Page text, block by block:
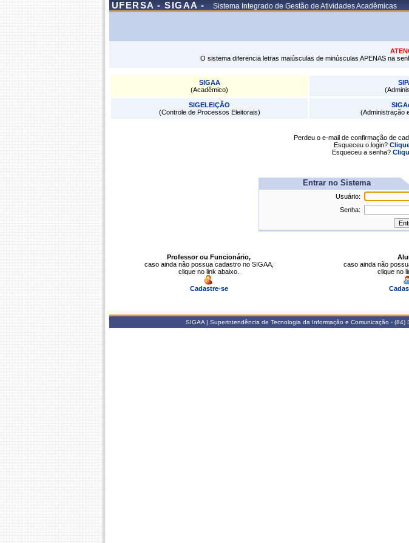
UFERSA - SIGAA - Sistema Integrado de Gestão de Atividades Acadêmicas
O sistema diferencia letras maiúsculas de minúsculas APENAS na
SIGAA
(Acadêmico)
SIGELEIÇÃO
(Controle de Processos Eleitorais)
(Administração
Perdeu o e-mail de confirmação de
Esqueceu o login?
Esqueceu a senha?
Entrar no Sistema
Usuário:
Senha:
Professor ou Funcionário,
caso ainda não possua cadastro no SIGAA,
clique no link abaixo.
Cadastre-se
caso ainda não
clique no
SIGAA | Superintendência de Tecnologia da Informação e Comunicação -